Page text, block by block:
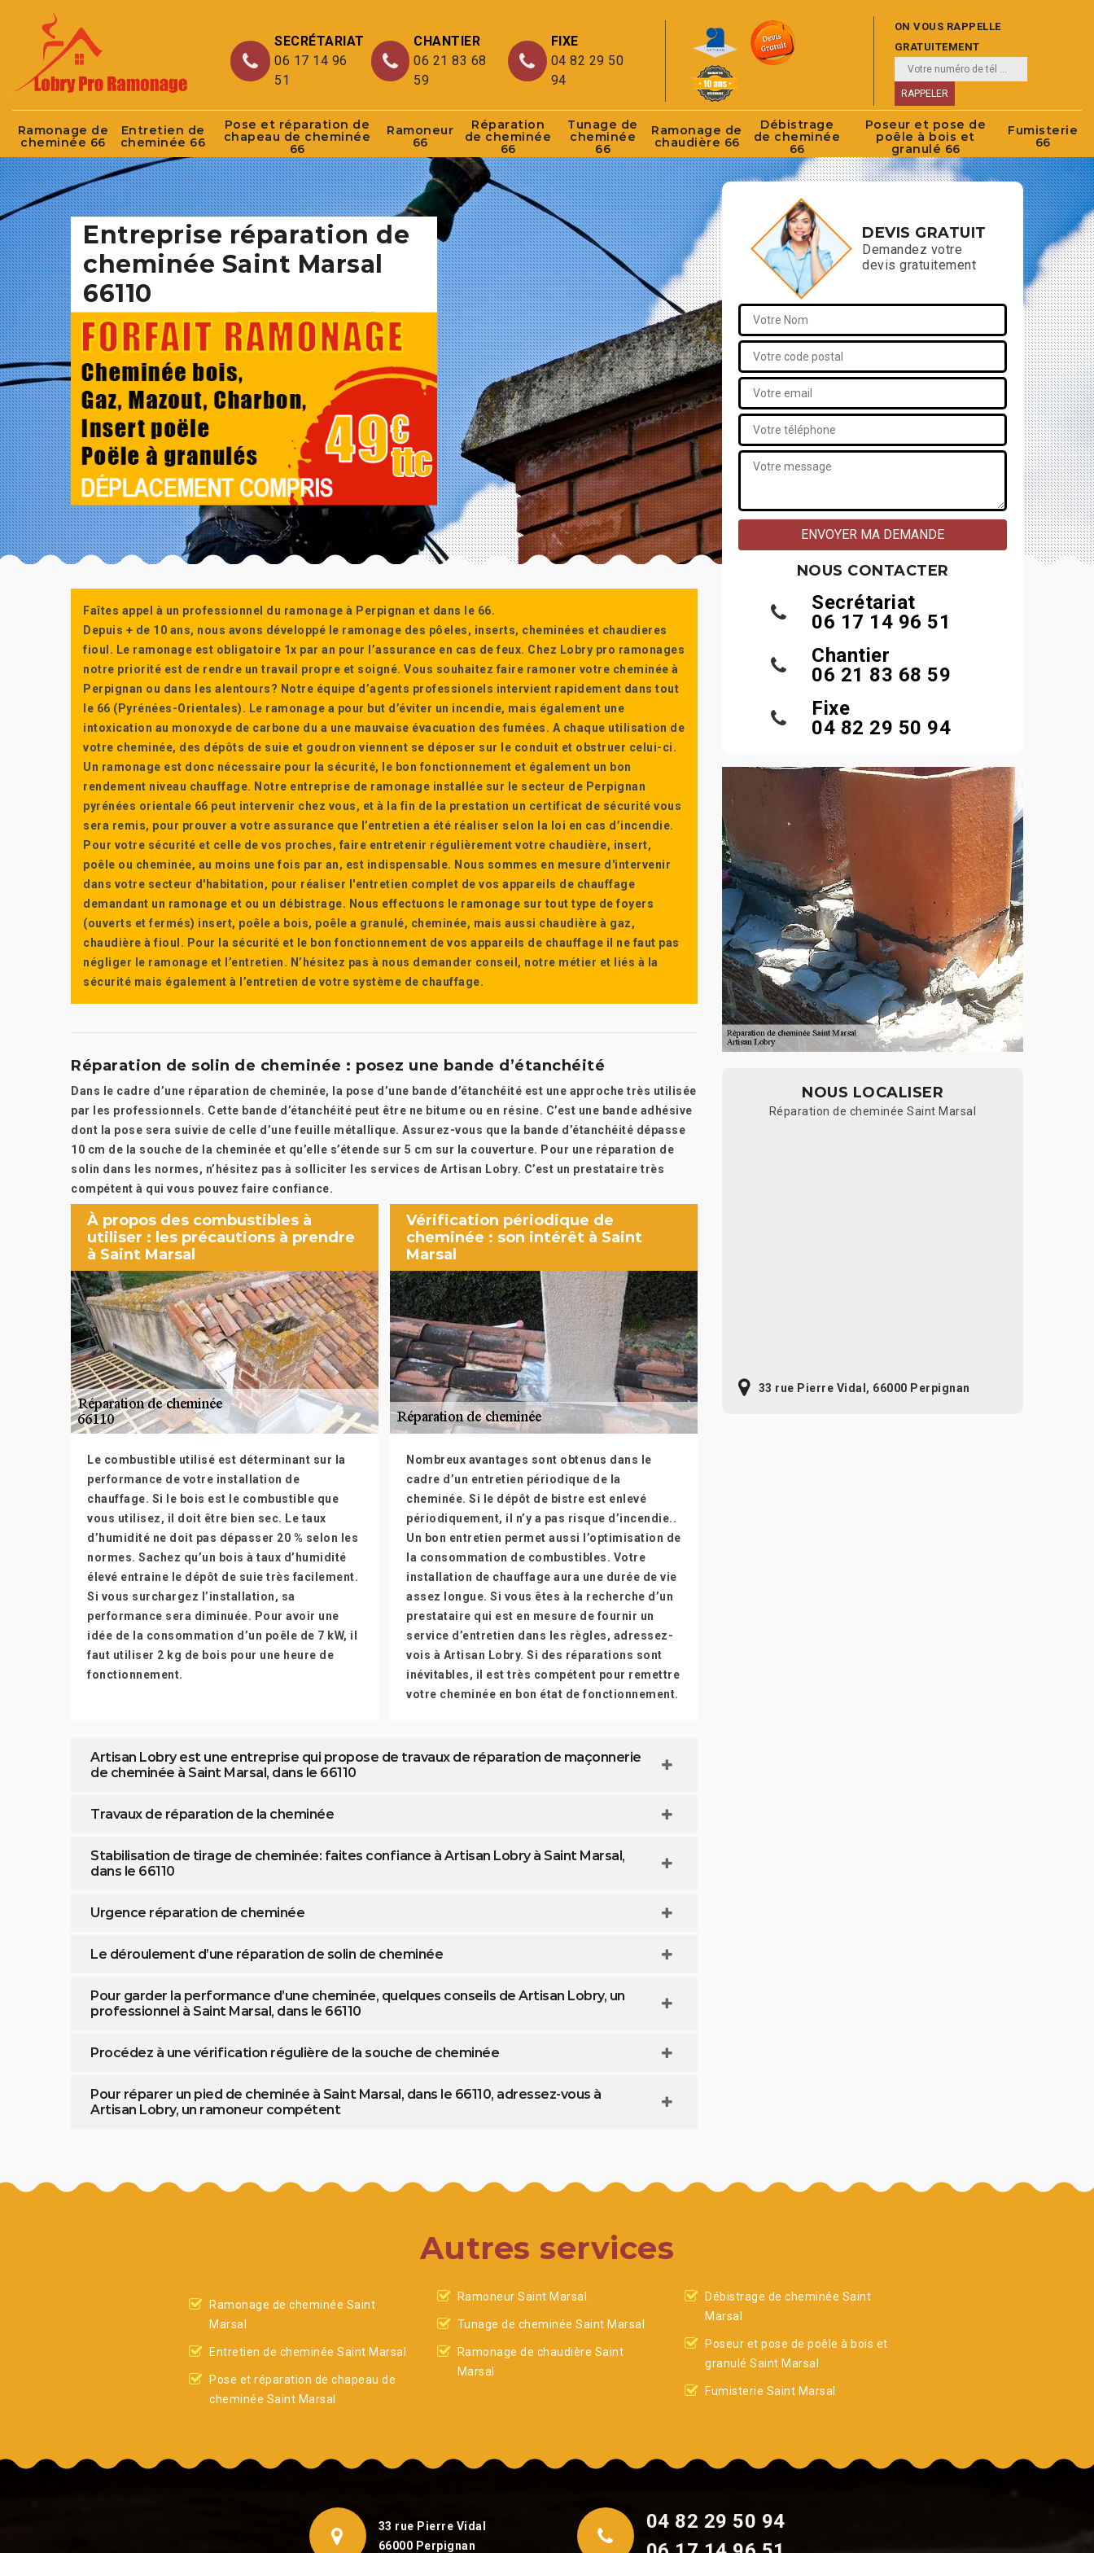
SECRÉTARIAT
06 17 14 96
51
CHANTIER
06 21 83 68
59
FIXE
04 82 29 50
94
ON VOUS RAPPELLE
GRATUITEMENT
Ramonage de
cheminée 66
Entretien de
cheminée 66
Pose et réparation de
chapeau de cheminée
66
Ramoneur
66
Réparation
de cheminée
66
Tunage de
cheminée
66
Ramonage de
chaudière 66
Débistrage
de cheminée
66
Poseur et pose de
poêle à bois et
granulé 66
Fumisterie
66
Entreprise réparation de
cheminée Saint Marsal
66110
Faîtes appel à un professionnel du ramonage à Perpignan et dans le 66.
Depuis + de 10 ans, nous avons développé le ramonage des pôeles, inserts, cheminées et chaudieres
fioul. Le ramonage est obligatoire 1x par an pour l’assurance en cas de feux. Chez Lobry pro ramonages
notre priorité est de rendre un travail propre et soigné. Vous souhaitez faire ramoner votre cheminée à
Perpignan ou dans les alentours? Notre équipe d’agents professionels intervient rapidement dans tout
le 66 (Pyrénées-Orientales). Le ramonage a pour but d’éviter un incendie, mais également une
intoxication au monoxyde de carbone du a une mauvaise évacuation des fumées. A chaque utilisation de
votre cheminée, des dépôts de suie et goudron viennent se déposer sur le conduit et obstruer celui-ci.
Un ramonage est donc nécessaire pour la sécurité, le bon fonctionnement et également un bon
rendement niveau chauffage. Notre entreprise de ramonage installée sur le secteur de Perpignan
pyrénées orientale 66 peut intervenir chez vous, et à la fin de la prestation un certificat de sécurité vous
sera remis, pour prouver a votre assurance que l’entretien a été réaliser selon la loi en cas d’incendie.
Pour votre sécurité et celle de vos proches, faire entretenir régulièrement votre chaudière, insert,
poêle ou cheminée, au moins une fois par an, est indispensable. Nous sommes en mesure d'intervenir
dans votre secteur d'habitation, pour réaliser l'entretien complet de vos appareils de chauffage
demandant un ramonage et ou un débistrage. Nous effectuons le ramonage sur tout type de foyers
(ouverts et fermés) insert, poêle a bois, poêle a granulé, cheminée, mais aussi chaudière à gaz,
chaudière à fioul. Pour la sécurité et le bon fonctionnement de vos appareils de chauffage il ne faut pas
négliger le ramonage et l’entretien. N’hésitez pas à nous demander conseil, notre métier et liés à la
sécurité mais également à l’entretien de votre système de chauffage.
Réparation de solin de cheminée : posez une bande d’étanchéité
Dans le cadre d’une réparation de cheminée, la pose d’une bande d’étanchéité est une approche très utilisée
par les professionnels. Cette bande d’étanchéité peut être ne bitume ou en résine. C’est une bande adhésive
dont la pose sera suivie de celle d’une feuille métallique. Assurez-vous que la bande d’étanchéité dépasse
10 cm de la souche de la cheminée et qu’elle s’étende sur 5 cm sur la couverture. Pour une réparation de
solin dans les normes, n’hésitez pas à solliciter les services de Artisan Lobry. C’est un prestataire très
compétent à qui vous pouvez faire confiance.
À propos des combustibles à
utiliser : les précautions à prendre
à Saint Marsal
Le combustible utilisé est déterminant sur la
performance de votre installation de
chauffage. Si le bois est le combustible que
vous utilisez, il doit être bien sec. Le taux
d’humidité ne doit pas dépasser 20 % selon les
normes. Sachez qu’un bois à taux d’humidité
élevé entraine le dépôt de suie très facilement.
Si vous surchargez l’installation, sa
performance sera diminuée. Pour avoir une
idée de la consommation d’un poêle de 7 kW, il
faut utiliser 2 kg de bois pour une heure de
fonctionnement.
Vérification périodique de
cheminée : son intérêt à Saint
Marsal
Nombreux avantages sont obtenus dans le
cadre d’un entretien périodique de la
cheminée. Si le dépôt de bistre est enlevé
périodiquement, il n’y a pas risque d’incendie..
Un bon entretien permet aussi l’optimisation de
la consommation de combustibles. Votre
installation de chauffage aura une durée de vie
assez longue. Si vous êtes à la recherche d’un
prestataire qui est en mesure de fournir un
service d’entretien dans les règles, adressez-
vois à Artisan Lobry. Si des réparations sont
inévitables, il est très compétent pour remettre
votre cheminée en bon état de fonctionnement.
Artisan Lobry est une entreprise qui propose de travaux de réparation de maçonnerie
de cheminée à Saint Marsal, dans le 66110
Travaux de réparation de la cheminée
Stabilisation de tirage de cheminée: faites confiance à Artisan Lobry à Saint Marsal,
dans le 66110
Urgence réparation de cheminée
Le déroulement d’une réparation de solin de cheminée
Pour garder la performance d’une cheminée, quelques conseils de Artisan Lobry, un
professionnel à Saint Marsal, dans le 66110
Procédez à une vérification régulière de la souche de cheminée
Pour réparer un pied de cheminée à Saint Marsal, dans le 66110, adressez-vous à
Artisan Lobry, un ramoneur compétent
DEVIS GRATUIT
Demandez votre
devis gratuitement
NOUS CONTACTER
Secrétariat
06 17 14 96 51
Chantier
06 21 83 68 59
Fixe
04 82 29 50 94
NOUS LOCALISER
Réparation de cheminée Saint Marsal
33 rue Pierre Vidal, 66000 Perpignan
Autres services
Ramonage de cheminée Saint
Marsal
Entretien de cheminée Saint Marsal
Pose et réparation de chapeau de
cheminée Saint Marsal
Ramoneur Saint Marsal
Tunage de cheminée Saint Marsal
Ramonage de chaudière Saint
Marsal
Débistrage de cheminée Saint
Marsal
Poseur et pose de poêle à bois et
granulé Saint Marsal
Fumisterie Saint Marsal
33 rue Pierre Vidal
66000 Perpignan
04 82 29 50 94